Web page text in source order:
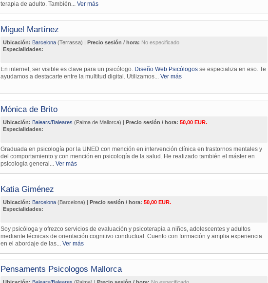
terapia de adulto. También... Ver más
Miguel Martínez
Ubicación: Barcelona (Terrassa) | Precio sesión / hora: No especificado
Especialidades:
En internet, ser visible es clave para un psicólogo. Diseño Web Psicólogos se especializa en eso. Te
ayudamos a destacarte entre la multitud digital. Utilizamos... Ver más
Mónica de Brito
Ubicación: Balears/Baleares (Palma de Mallorca) | Precio sesión / hora: 50,00 EUR.
Especialidades:
Graduada en psicología por la UNED con mención en intervención clínica en trastornos mentales y
del comportamiento y con mención en psicología de la salud. He realizado también el máster en
psicología general... Ver más
Katia Giménez
Ubicación: Barcelona (Barcelona) | Precio sesión / hora: 50,00 EUR.
Especialidades:
Soy psicóloga y ofrezco servicios de evaluación y psicoterapia a niños, adolescentes y adultos
mediante técnicas de orientación cognitivo conductual. Cuento con formación y amplia experiencia
en el abordaje de las... Ver más
Pensaments Psicologos Mallorca